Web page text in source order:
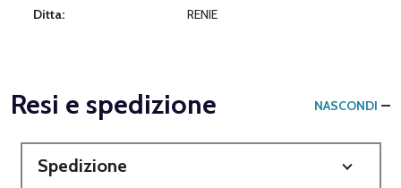
Ditta: RENIE
Resi e spedizione NASCONDI
Spedizione